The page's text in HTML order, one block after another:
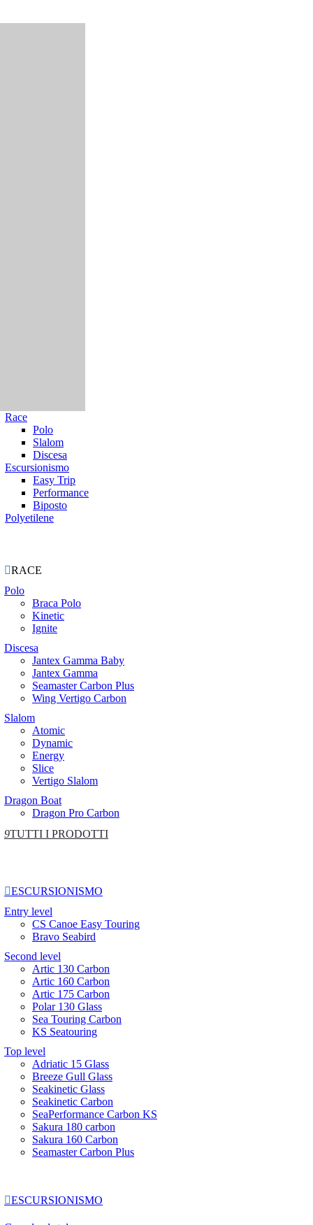
Race
Polo
Slalom
Discesa
Escursionismo
Easy Trip
Performance
Biposto
Polyetilene
RACE
Polo
Braca Polo
Kinetic
Ignite
Discesa
Jantex Gamma Baby
Jantex Gamma
Seamaster Carbon Plus
Wing Vertigo Carbon
Slalom
Atomic
Dynamic
Energy
Slice
Vertigo Slalom
Dragon Boat
Dragon Pro Carbon
9TUTTI I PRODOTTI
ESCURSIONISMO
Entry level
CS Canoe Easy Touring
Bravo Seabird
Second level
Artic 130 Carbon
Artic 160 Carbon
Artic 175 Carbon
Polar 130 Glass
Sea Touring Carbon
KS Seatouring
Top level
Adriatic 15 Glass
Breeze Gull Glass
Seakinetic Glass
Seakinetic Carbon
SeaPerformance Carbon KS
Sakura 180 carbon
Sakura 160 Carbon
Seamaster Carbon Plus
ESCURSIONISMO